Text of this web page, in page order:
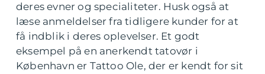
deres evner og specialiteter. Husk også at
læse anmeldelser fra tidligere kunder for at
få indblik i deres oplevelser. Et godt
eksempel på en anerkendt tatovør i
København er Tattoo Ole, der er kendt for sit